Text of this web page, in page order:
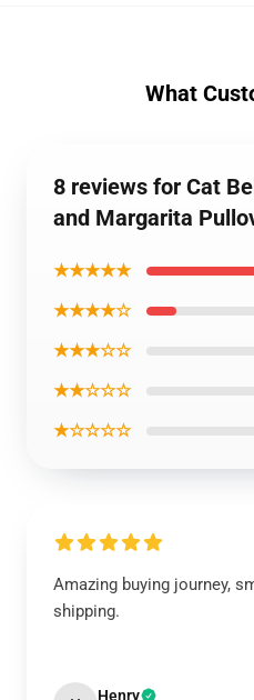
What
8 reviews for Cat
and Margarita
★★★★★
★★★★☆
★★★☆☆
★★☆☆☆
★☆☆☆☆
Amazing buying journey,
shipping.
Henry